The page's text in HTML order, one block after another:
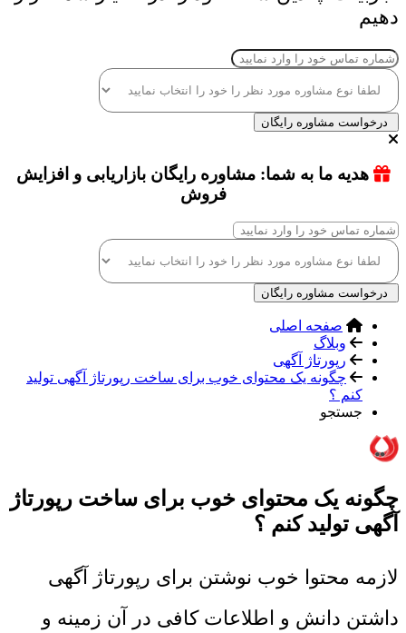
دهیم
درخواست مشاوره رایگان
هدیه ما به شما: مشاوره رایگان بازاریابی و افزایش
فروش
درخواست مشاوره رایگان
صفحه اصلی
وبلاگ
رپورتاژ آگهی
چگونه یک محتوای خوب برای ساخت رپورتاژ آگهی تولید
کنم ؟
جستجو
چگونه یک محتوای خوب برای ساخت رپورتاژ
آگهی تولید کنم ؟
لازمه محتوا خوب نوشتن برای رپورتاژ آگهی
داشتن دانش و اطلاعات کافی در آن زمینه و